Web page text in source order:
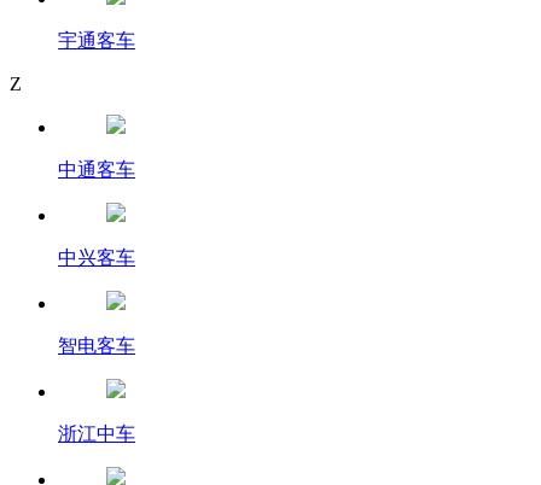
宇通客车
Z
中通客车
中兴客车
智电客车
浙江中车